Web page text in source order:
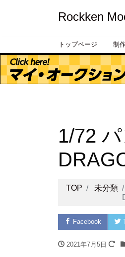
Rockken
トップページ 制
1/72
TOP 未分類
Facebook
2021年7月5日